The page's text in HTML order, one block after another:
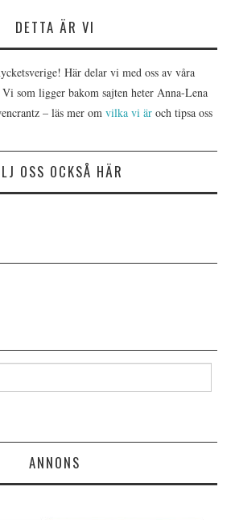
DETTA ÄR VI
Här delar vi med oss av våra
som ligger bakom sajten heter Anna-Lena
– läs mer omvilka vi är och tipsa oss
OSS OCKSÅ HÄR
ANNONS